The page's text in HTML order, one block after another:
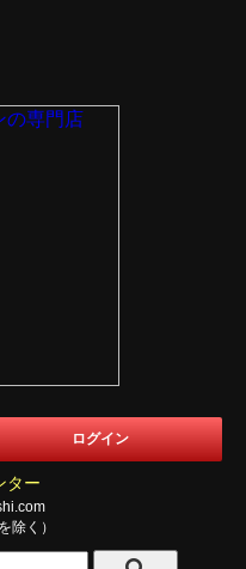
ログイン
ター
除く）